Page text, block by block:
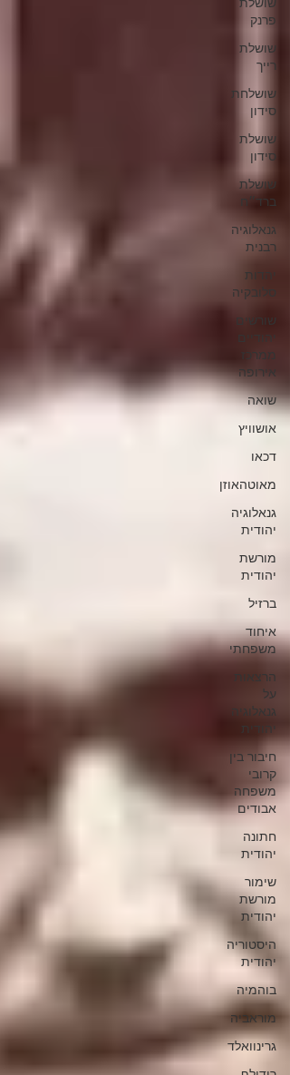
פרנק
שושלת
רייך
שושלחת
סידון
שושלת
סידון
שושלת
ברד״ח
גנאלוגיה
רבנית
יהדות
סלובקיה
שורשים
יהודיים
ממרכז
אירופה
שואה
אושוויץ
דכאו
מאוטהאוזן
גנאלוגיה
יהודית
מורשת
יהודית
ברזיל
איחוד
משפחתי
הרצאות
על
גנאלוגיה
יהודית
חיבור בין
קרובי
משפחה
אבודים
חתונה
יהודית
שימור
מורשת
יהודית
היסטוריה
יהודית
בוהמיה
מוראביה
גרינוואלד